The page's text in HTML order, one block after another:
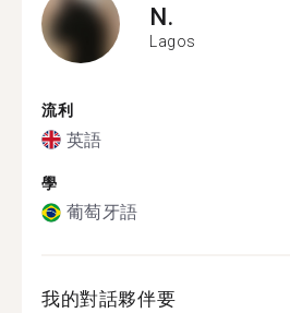
N.
Lagos
流利
英語
學
葡萄牙語
我的對話夥伴要